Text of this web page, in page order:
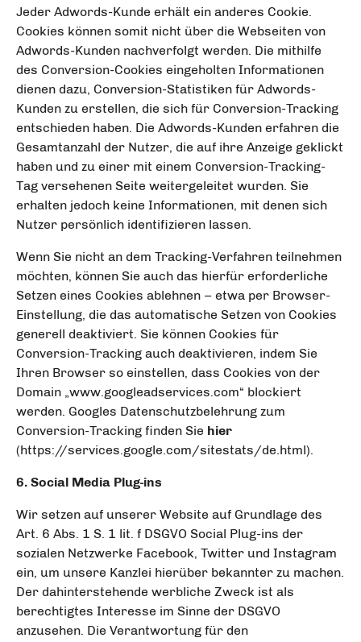
Jeder Adwords-Kunde erhält ein anderes Cookie.
Cookies können somit nicht über die Webseiten von
Adwords-Kunden nachverfolgt werden. Die mithilfe
des Conversion-Cookies eingeholten Informationen
dienen dazu, Conversion-Statistiken für Adwords-
Kunden zu erstellen, die sich für Conversion-Tracking
entschieden haben. Die Adwords-Kunden erfahren die
Gesamtanzahl der Nutzer, die auf ihre Anzeige geklickt
haben und zu einer mit einem Conversion-Tracking-
Tag versehenen Seite weitergeleitet wurden. Sie
erhalten jedoch keine Informationen, mit denen sich
Nutzer persönlich identifizieren lassen.
Wenn Sie nicht an dem Tracking-Verfahren teilnehmen
möchten, können Sie auch das hierfür erforderliche
Setzen eines Cookies ablehnen – etwa per Browser-
Einstellung, die das automatische Setzen von Cookies
generell deaktiviert. Sie können Cookies für
Conversion-Tracking auch deaktivieren, indem Sie
Ihren Browser so einstellen, dass Cookies von der
Domain „www.googleadservices.com“ blockiert
werden. Googles Datenschutzbelehrung zum
Conversion-Tracking finden Sie hier
(https://services.google.com/sitestats/de.html).
6. Social Media Plug-ins
Wir setzen auf unserer Website auf Grundlage des
Art. 6 Abs. 1 S. 1 lit. f DSGVO Social Plug-ins der
sozialen Netzwerke Facebook, Twitter und Instagram
ein, um unsere Kanzlei hierüber bekannter zu machen.
Der dahinterstehende werbliche Zweck ist als
berechtigtes Interesse im Sinne der DSGVO
anzusehen. Die Verantwortung für den